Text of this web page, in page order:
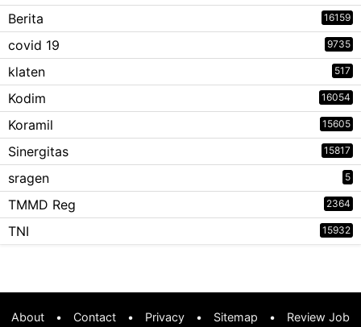
Berita 16159
covid 19 9735
klaten 517
Kodim 16054
Koramil 15605
Sinergitas 15817
sragen 5
TMMD Reg 2364
TNI 15932
About • Contact • Privacy • Sitemap • Review Job